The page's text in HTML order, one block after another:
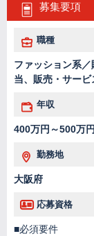
募集要項
職種
ファッション系
当、販売・サー
年収
400万円～500万円
勤務地
大阪府
応募資格
■必須要件